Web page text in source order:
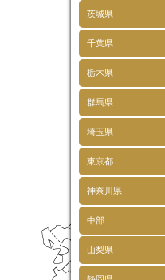
茨城県
千葉県
栃木県
群馬県
埼玉県
東京都
神奈川県
中部
山梨県